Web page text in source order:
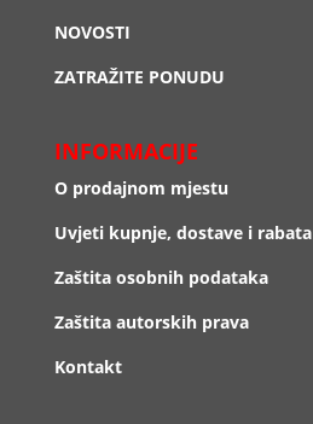
NOVOSTI
ZATRAŽITE PONUDU
INFORMACIJE
O prodajnom mjestu
Uvjeti kupnje, dostave i rabata
Zaštita osobnih podataka
Zaštita autorskih prava
Kontakt